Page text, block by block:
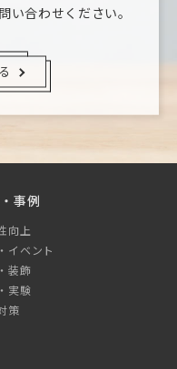
い合わせください。
事例
向上
イベント
装飾
実験
策